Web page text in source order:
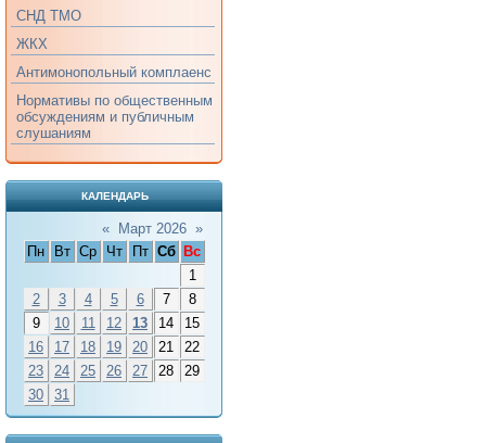
СНД ТМО
ЖКХ
Антимонопольный комплаенс
Нормативы по общественным
обсуждениям и публичным
слушаниям
КАЛЕНДАРЬ
« Март 2026 »
Пн
Вт Ср Чт Пт Сб
Вс
1
2
3 4 5 6 7
8
9
10 11 12 13 14
15
16
17 18 19 20 21
22
23
24 25 26 27 28
29
30
31